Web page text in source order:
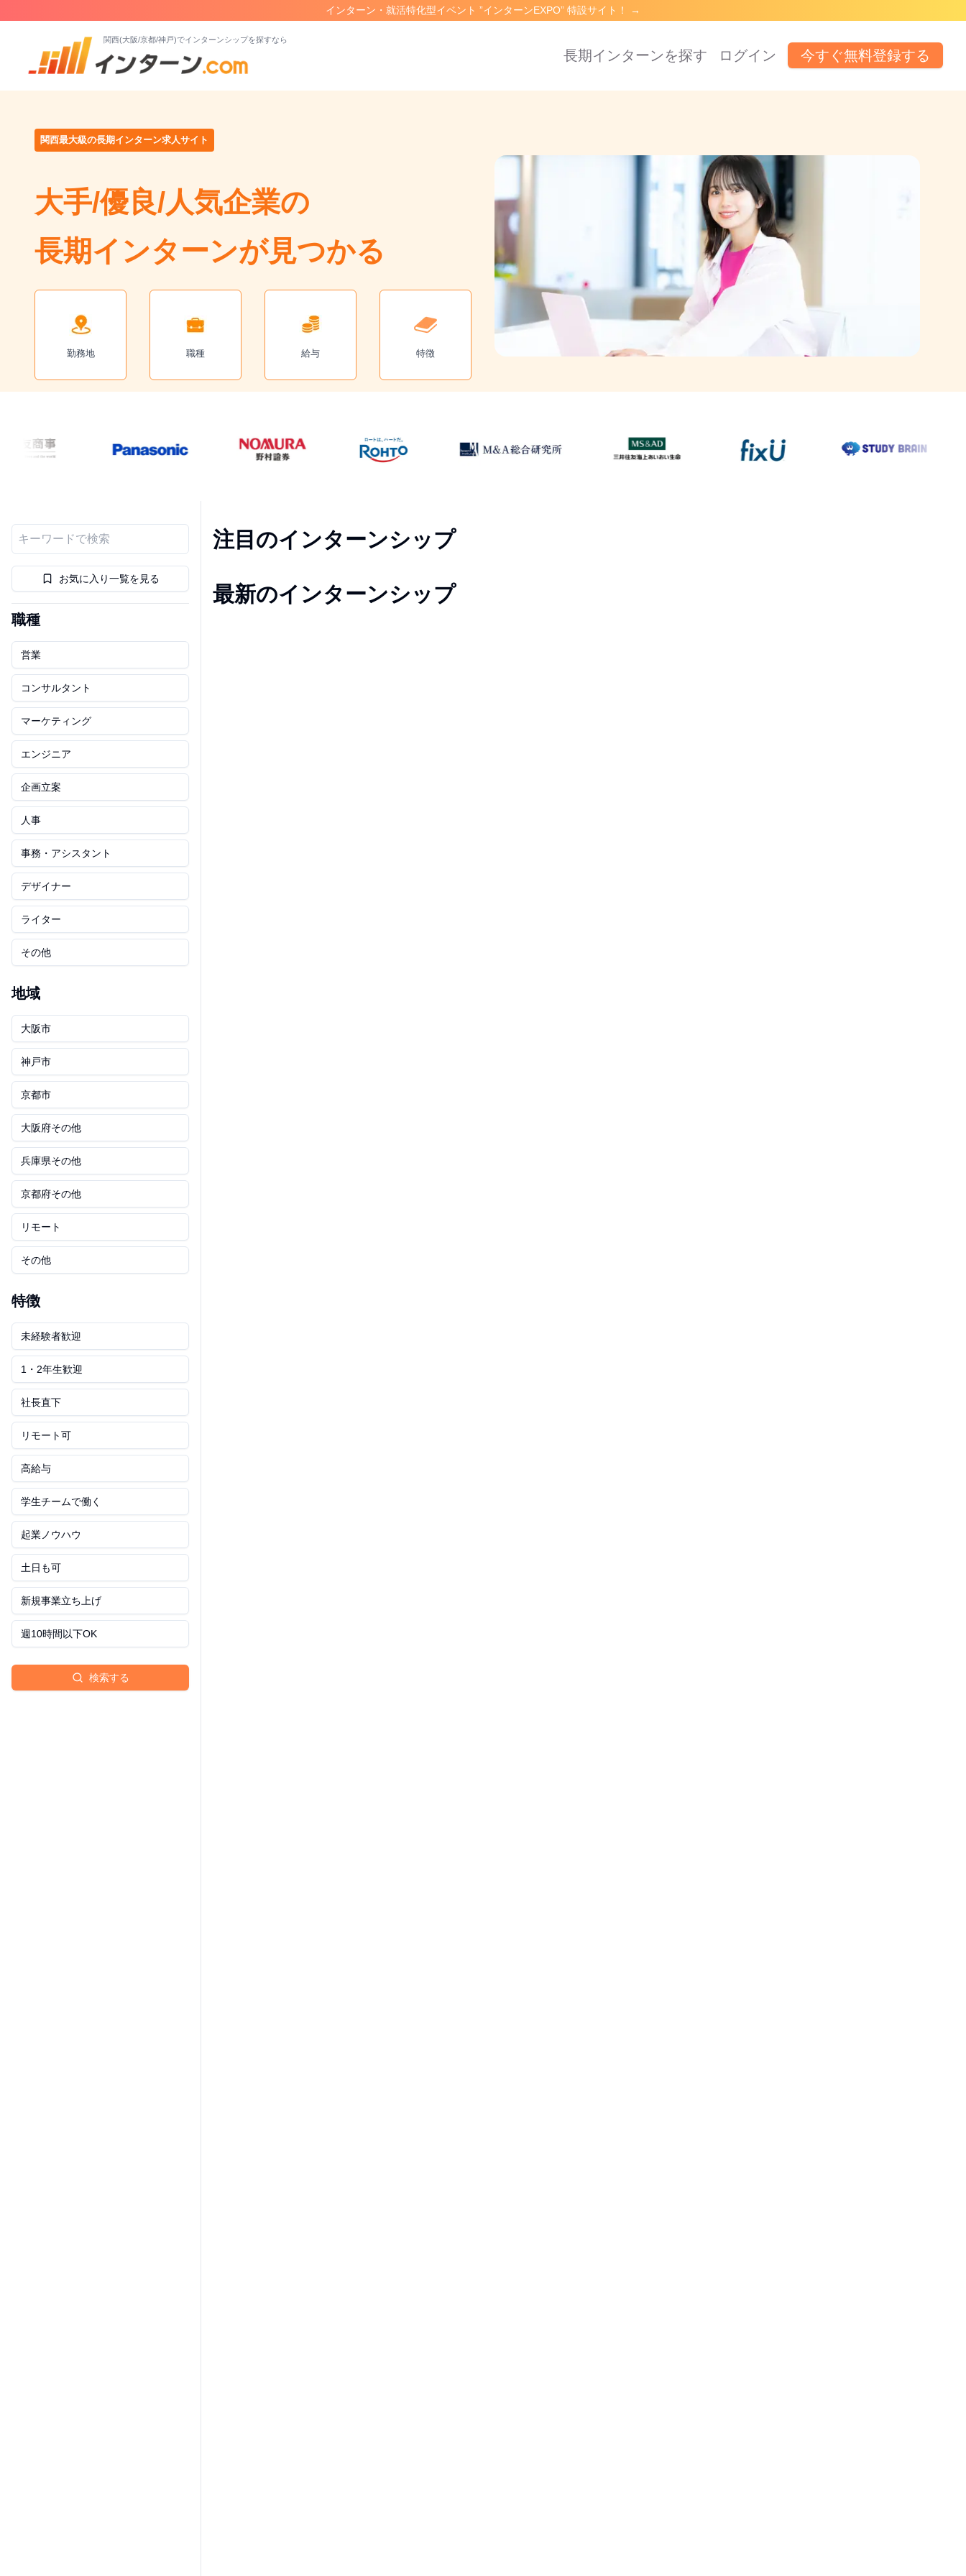
インターン・就活特化型イベント ”インターンEXPO” 特設サイト！ →
関西(大阪/京都/神戸)でインターンシップを探すなら
長期インターンを探す ログイン 今すぐ無料登録する
関西最大級の長期インターン求人サイト
大手/優良/人気企業の
長期インターンが見つかる
勤務地 職種 給与 特徴
お気に入り一覧を見る
職種
営業
コンサルタント
マーケティング
エンジニア
企画立案
人事
事務・アシスタント
デザイナー
ライター
その他
地域
大阪市
神戸市
京都市
大阪府その他
兵庫県その他
京都府その他
リモート
その他
特徴
未経験者歓迎
1・2年生歓迎
社長直下
リモート可
高給与
学生チームで働く
起業ノウハウ
土日も可
新規事業立ち上げ
週10時間以下OK
検索する
注目のインターンシップ
最新のインターンシップ